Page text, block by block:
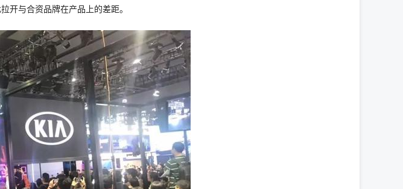
开与合资品牌在产品上的差距。